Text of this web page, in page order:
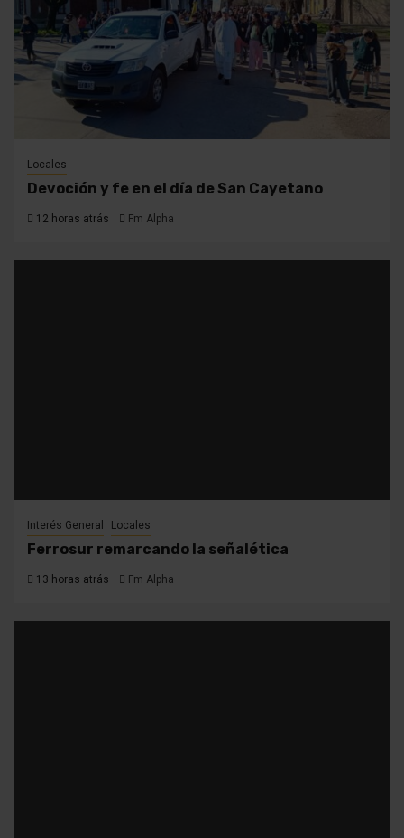
Locales
Devoción y fe en el día de San Cayetano
12 horas atrás Fm Alpha
Interés General Locales
Ferrosur remarcando la señalética
13 horas atrás Fm Alpha